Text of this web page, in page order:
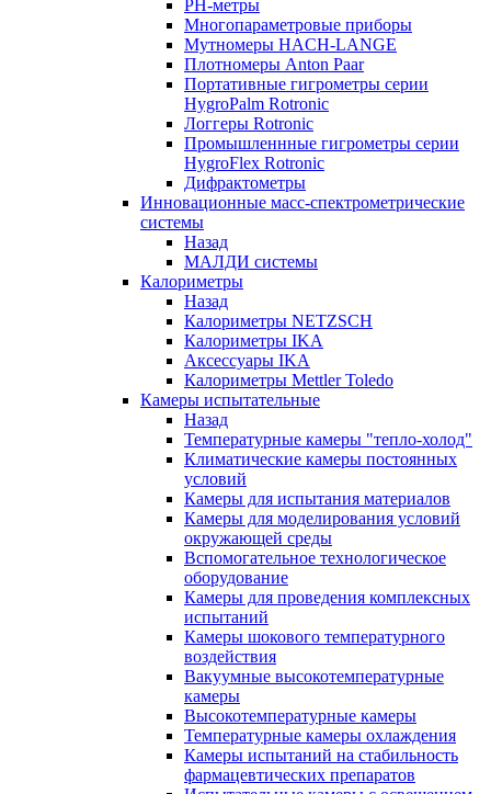
РH-метры
Многопараметровые приборы
Мутномеры HACH-LANGE
Плотномеры Anton Paar
Портативные гигрометры серии
HygroPalm Rotronic
Логгеры Rotronic
Промышленнные гигрометры серии
HygroFlex Rotronic
Дифрактометры
Инновационные масс-спектрометрические
системы
Назад
МАЛДИ системы
Калориметры
Назад
Калориметры NETZSCH
Калориметры IKA
Аксессуары IKA
Калориметры Mettler Toledo
Камеры испытательные
Назад
Температурные камеры "тепло-холод"
Климатические камеры постоянных
условий
Камеры для испытания материалов
Камеры для моделирования условий
окружающей среды
Вспомогательное технологическое
оборудование
Камеры для проведения комплексных
испытаний
Камеры шокового температурного
воздействия
Вакуумные высокотемпературные
камеры
Высокотемпературные камеры
Температурные камеры охлаждения
Камеры испытаний на стабильность
фармацевтических препаратов